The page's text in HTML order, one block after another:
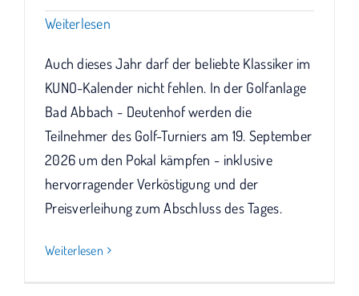
Weiterlesen
Auch dieses Jahr darf der beliebte Klassiker im
KUNO-Kalender nicht fehlen. In der Golfanlage
Bad Abbach - Deutenhof werden die
Teilnehmer des Golf-Turniers am 19. September
2026 um den Pokal kämpfen - inklusive
hervorragender Verköstigung und der
Preisverleihung zum Abschluss des Tages.
Weiterlesen